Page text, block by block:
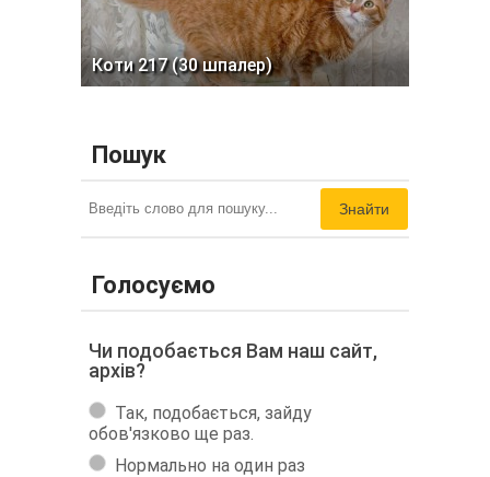
Коти 217 (30 шпалер)
Пошук
Знайти
Голосуємо
Чи подобається Вам наш сайт,
архів?
Так, подобається, зайду
обов'язково ще раз.
Нормально на один раз